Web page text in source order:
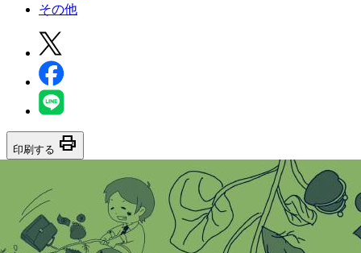
その他
印刷する print